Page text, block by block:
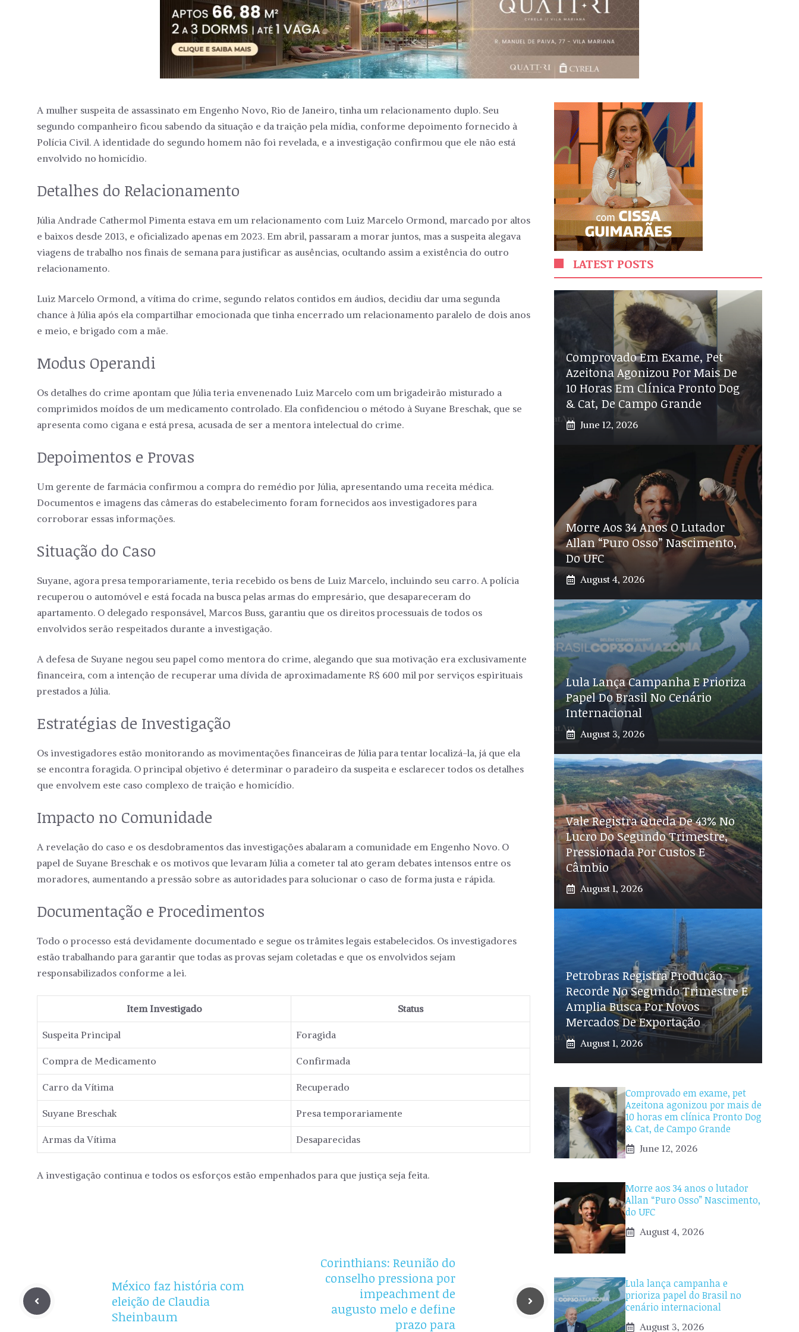
A mulher suspeita de assassinato em Engenho Novo, Rio de Janeiro, tinha um relacionamento duplo. Seu
segundo companheiro ficou sabendo da situação e da traição pela mídia, conforme depoimento fornecido à
Polícia Civil. A identidade do segundo homem não foi revelada, e a investigação confirmou que ele não está
envolvido no homicídio.
Detalhes do Relacionamento
Júlia Andrade Cathermol Pimenta estava em um relacionamento com Luiz Marcelo Ormond, marcado por altos
e baixos desde 2013, e oficializado apenas em 2023. Em abril, passaram a morar juntos, mas a suspeita alegava
viagens de trabalho nos finais de semana para justificar as ausências, ocultando assim a existência do outro
relacionamento.
Luiz Marcelo Ormond, a vítima do crime, segundo relatos contidos em áudios, decidiu dar uma segunda
chance à Júlia após ela compartilhar emocionada que tinha encerrado um relacionamento paralelo de dois anos
e meio, e brigado com a mãe.
Modus Operandi
Os detalhes do crime apontam que Júlia teria envenenado Luiz Marcelo com um brigadeirão misturado a
comprimidos moídos de um medicamento controlado. Ela confidenciou o método à Suyane Breschak, que se
apresenta como cigana e está presa, acusada de ser a mentora intelectual do crime.
Depoimentos e Provas
Um gerente de farmácia confirmou a compra do remédio por Júlia, apresentando uma receita médica.
Documentos e imagens das câmeras do estabelecimento foram fornecidos aos investigadores para
corroborar essas informações.
Situação do Caso
Suyane, agora presa temporariamente, teria recebido os bens de Luiz Marcelo, incluindo seu carro. A polícia
recuperou o automóvel e está focada na busca pelas armas do empresário, que desapareceram do
apartamento. O delegado responsável, Marcos Buss, garantiu que os direitos processuais de todos os
envolvidos serão respeitados durante a investigação.
A defesa de Suyane negou seu papel como mentora do crime, alegando que sua motivação era exclusivamente
financeira, com a intenção de recuperar uma dívida de aproximadamente R$ 600 mil por serviços espirituais
prestados a Júlia.
Estratégias de Investigação
Os investigadores estão monitorando as movimentações financeiras de Júlia para tentar localizá-la, já que ela
se encontra foragida. O principal objetivo é determinar o paradeiro da suspeita e esclarecer todos os detalhes
que envolvem este caso complexo de traição e homicídio.
Impacto no Comunidade
A revelação do caso e os desdobramentos das investigações abalaram a comunidade em Engenho Novo. O
papel de Suyane Breschak e os motivos que levaram Júlia a cometer tal ato geram debates intensos entre os
moradores, aumentando a pressão sobre as autoridades para solucionar o caso de forma justa e rápida.
Documentação e Procedimentos
Todo o processo está devidamente documentado e segue os trâmites legais estabelecidos. Os investigadores
estão trabalhando para garantir que todas as provas sejam coletadas e que os envolvidos sejam
responsabilizados conforme a lei.
Item Investigado Status
Suspeita Principal Foragida
Compra de Medicamento Confirmada
Carro da Vítima Recuperado
Suyane Breschak Presa temporariamente
Armas da Vítima Desaparecidas
A investigação continua e todos os esforços estão empenhados para que justiça seja feita.
México faz história com
eleição de Claudia
Sheinbaum
Corinthians: Reunião do
conselho pressiona por
impeachment de
augusto melo e define
prazo para
LATEST POSTS
Comprovado Em Exame, Pet
Azeitona Agonizou Por Mais De
10 Horas Em Clínica Pronto Dog
& Cat, De Campo Grande
June 12, 2026
Morre Aos 34 Anos O Lutador
Allan “Puro Osso” Nascimento,
Do UFC
August 4, 2026
Lula Lança Campanha E Prioriza
Papel Do Brasil No Cenário
Internacional
August 3, 2026
Vale Registra Queda De 43% No
Lucro Do Segundo Trimestre,
Pressionada Por Custos E
Câmbio
August 1, 2026
Petrobras Registra Produção
Recorde No Segundo Trimestre E
Amplia Busca Por Novos
Mercados De Exportação
August 1, 2026
Comprovado em exame, pet
Azeitona agonizou por mais de
10 horas em clínica Pronto Dog
& Cat, de Campo Grande
June 12, 2026
Morre aos 34 anos o lutador
Allan “Puro Osso” Nascimento,
do UFC
August 4, 2026
Lula lança campanha e
prioriza papel do Brasil no
cenário internacional
August 3, 2026